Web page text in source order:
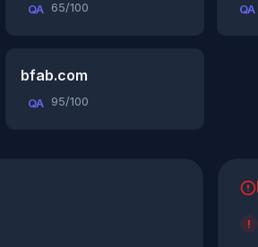
QA 65/100 QA
bfab.com
QA 95/100